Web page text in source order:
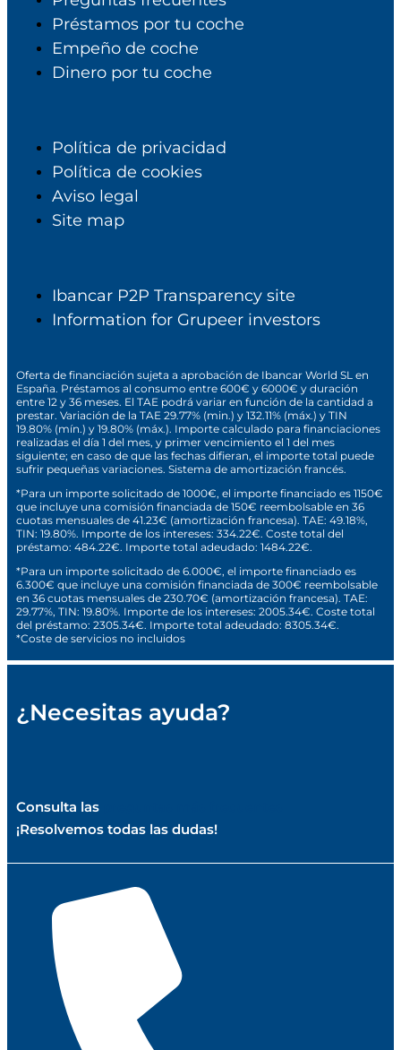
Préstamos por tu coche
Empeño de coche
Dinero por tu coche
Política de privacidad
Política de cookies
Aviso legal
Site map
Ibancar P2P Transparency site
Information for Grupeer investors
Oferta de financiación sujeta a aprobación de Ibancar World SL en
España. Préstamos al consumo entre 600€ y 6000€ y duración
entre 12 y 36 meses. El TAE podrá variar en función de la cantidad a
prestar. Variación de la TAE 29.77% (min.) y 132.11% (máx.) y TIN
19.80% (mín.) y 19.80% (máx.). Importe calculado para financiaciones
realizadas el día 1 del mes, y primer vencimiento el 1 del mes
siguiente; en caso de que las fechas difieran, el importe total puede
sufrir pequeñas variaciones. Sistema de amortización francés.
*Para un importe solicitado de 1000€, el importe financiado es 1150€
que incluye una comisión financiada de 150€ reembolsable en 36
cuotas mensuales de 41.23€ (amortización francesa). TAE: 49.18%,
TIN: 19.80%. Importe de los intereses: 334.22€. Coste total del
préstamo: 484.22€. Importe total adeudado: 1484.22€.
*Para un importe solicitado de 6.000€, el importe financiado es
6.300€ que incluye una comisión financiada de 300€ reembolsable
en 36 cuotas mensuales de 230.70€ (amortización francesa). TAE:
29.77%, TIN: 19.80%. Importe de los intereses: 2005.34€. Coste total
del préstamo: 2305.34€. Importe total adeudado: 8305.34€.
*Coste de servicios no incluidos
¿Necesitas ayuda?
Consulta las
¡Resolvemos todas las dudas!